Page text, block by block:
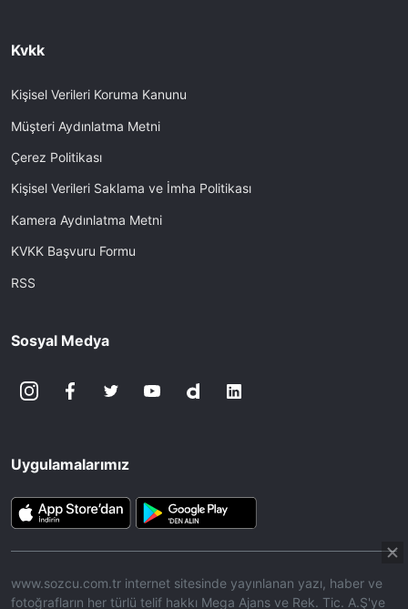
Kvkk
Kişisel Verileri Koruma Kanunu
Müşteri Aydınlatma Metni
Çerez Politikası
Kişisel Verileri Saklama ve İmha Politikası
Kamera Aydınlatma Metni
KVKK Başvuru Formu
RSS
Sosyal Medya
Uygulamalarımız
www.sozcu.com.tr internet sitesinde yayınlanan yazı, haber ve
fotoğrafların her türlü telif hakkı Mega Ajans ve Rek. Tic. A.Ş'ye